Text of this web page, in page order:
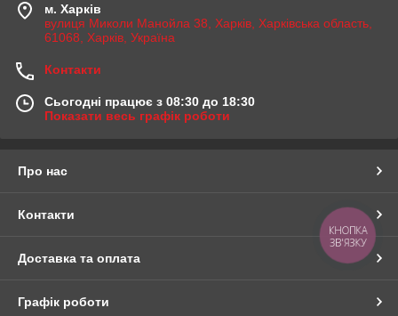
м. Харків
вулиця Миколи Манойла 38, Харків, Харківська область,
61068, Харків, Україна
Контакти
Сьогодні працює з 08:30 до 18:30
Показати весь графік роботи
Про нас
Контакти
Доставка та оплата
Графік роботи
КНОПКА
ЗВ'ЯЗКУ